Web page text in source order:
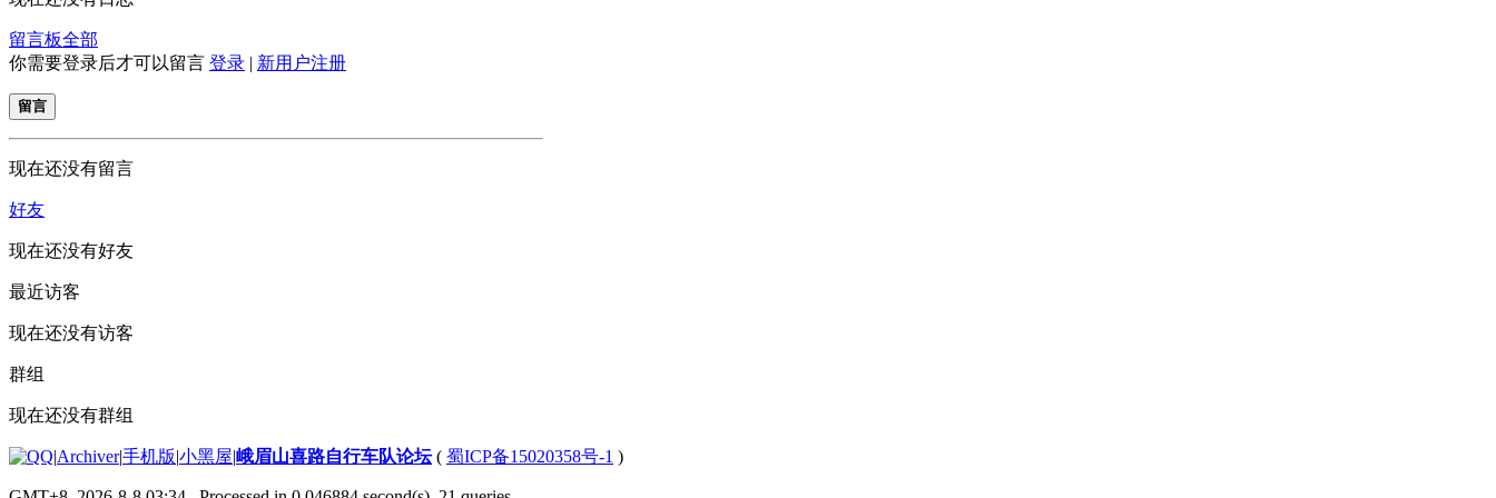
留言板全部
你需要登录后才可以留言 登录 | 新用户注册
留言
现在还没有留言
好友
现在还没有好友
最近访客
现在还没有访客
群组
现在还没有群组
|Archiver|手机版|小黑屋|峨眉山喜路自行车队论坛( 蜀ICP备15020358号-1 )